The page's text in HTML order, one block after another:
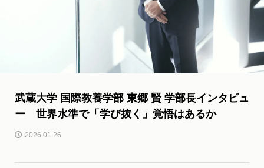
武蔵大学 国際教養学部 東郷 賢 学部長インタビュ
ー 世界水準で「学び抜く」覚悟はあるか
2026.01.26